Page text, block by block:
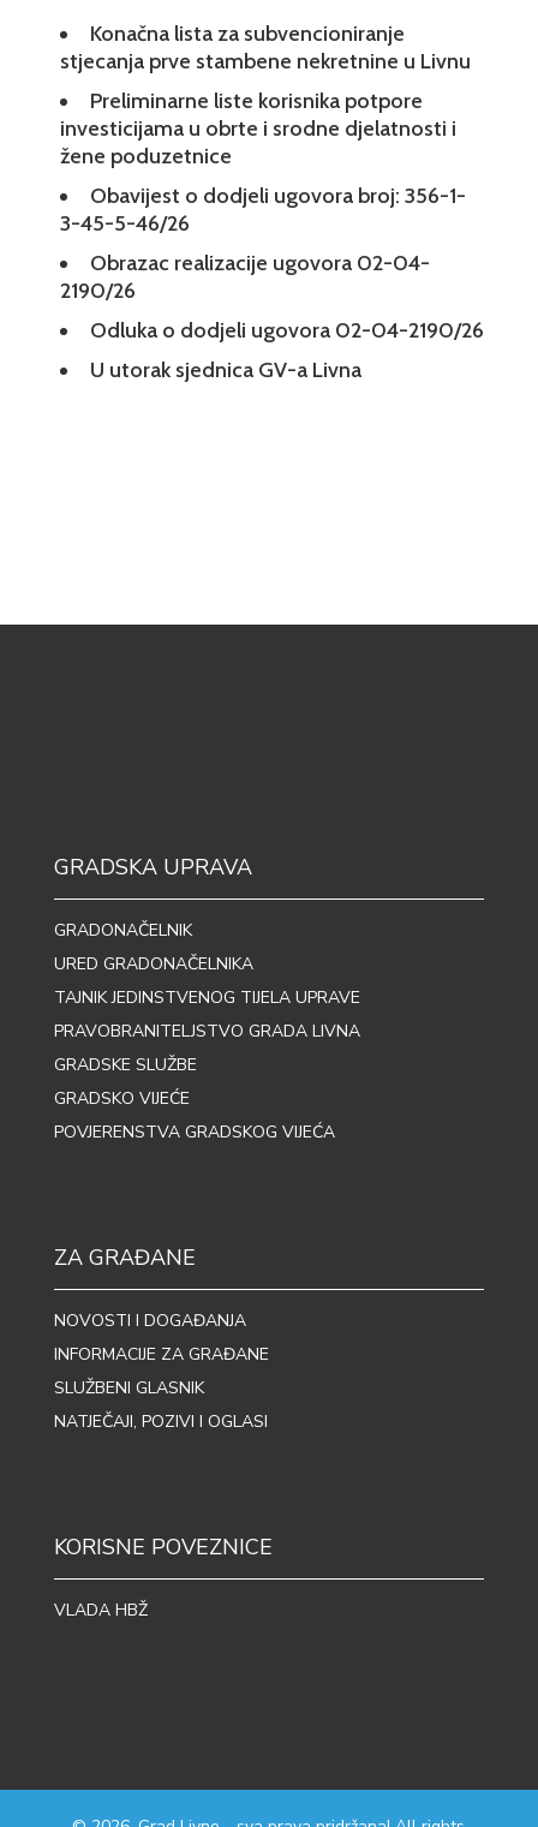
Konačna lista za subvencioniranje
stjecanja prve stambene nekretnine u Livnu
Preliminarne liste korisnika potpore
investicijama u obrte i srodne djelatnosti i
žene poduzetnice
Obavijest o dodjeli ugovora broj: 356-1-
3-45-5-46/26
Obrazac realizacije ugovora 02-04-
2190/26
Odluka o dodjeli ugovora 02-04-2190/26
U utorak sjednica GV-a Livna
GRADSKA UPRAVA
GRADONAČELNIK
URED GRADONAČELNIKA
TAJNIK JEDINSTVENOG TIJELA UPRAVE
PRAVOBRANITELJSTVO GRADA LIVNA
GRADSKE SLUŽBE
GRADSKO VIJEĆE
POVJERENSTVA GRADSKOG VIJEĆA
ZA GRAĐANE
NOVOSTI I DOGAĐANJA
INFORMACIJE ZA GRAĐANE
SLUŽBENI GLASNIK
NATJEČAJI, POZIVI I OGLASI
KORISNE POVEZNICE
VLADA HBŽ